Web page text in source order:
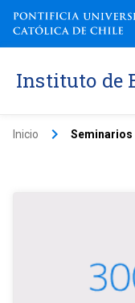
Instituto de
Inicio keyboard_arrow_right Seminarios